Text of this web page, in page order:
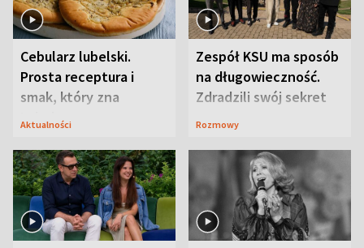
Cebularz lubelski.
Prosta receptura i
smak, który zna
Lubelszczyzna
Aktualności
Zespół KSU ma sposób
na długowieczność.
Zdradzili swój sekret
Rozmowy